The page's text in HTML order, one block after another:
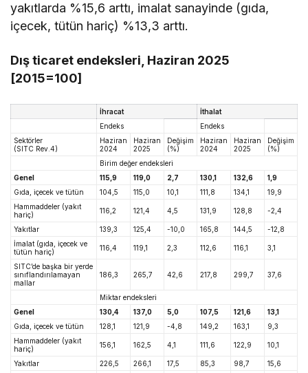
yakıtlarda %15,6 arttı, imalat sanayinde (gıda,
içecek, tütün hariç) %13,3 arttı.
Dış ticaret endeksleri, Haziran 2025
[2015=100]
İhracat
İthalat
Endeks
Endeks
Sektörler
(SITC Rev.4)
Haziran
2024
Haziran
2025
Değişim
(%)
Haziran
2024
Haziran
2025
Değişim
(%)
Birim değer endeksleri
Genel
115,9 119,0 2,7 130,1 132,6
1,9
Gıda, içecek ve tütün
104,5 115,0 10,1 111,8 134,1
19,9
Hammaddeler (yakıt
hariç)
116,2 121,4 4,5 131,9 128,8 -2,4
Yakıtlar 139,3 125,4 -10,0 165,8 144,5
-12,8
İmalat (gıda, içecek ve
tütün hariç)
116,4 119,1 2,3 112,6 116,1 3,1
SITC’de başka bir yerde
sınıflandırılamayan
mallar
186,3 265,7 42,6 217,8 299,7 37,6
Miktar endeksleri
Genel
130,4 137,0 5,0 107,5 121,6
13,1
Gıda, içecek ve tütün
128,1 121,9 -4,8 149,2 163,1
9,3
Hammaddeler (yakıt
hariç)
156,1 162,5 4,1 111,6 122,9 10,1
Yakıtlar 226,5 266,1 17,5 85,3 98,7
15,6